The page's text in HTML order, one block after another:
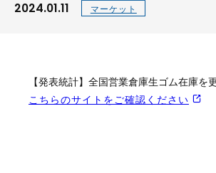
2024.01.11 マーケット
【発表統計】全国営業倉庫生ゴム在庫を
こちらのサイトをご確認ください